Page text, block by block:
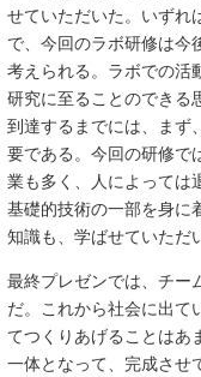
せていただいた。いずれ
で、今回のラボ研修は今
考えられる。ラボでの活
研究に至ることのできる
到達するまでには、まず
要である。今回の研修で
業も多く、人によっては
基礎的技術の一部を身に
知識も、学ばせていただ
最終プレゼンでは、チー
だ。これから社会に出て
てつくりあげることはあ
一体となって、完成させ